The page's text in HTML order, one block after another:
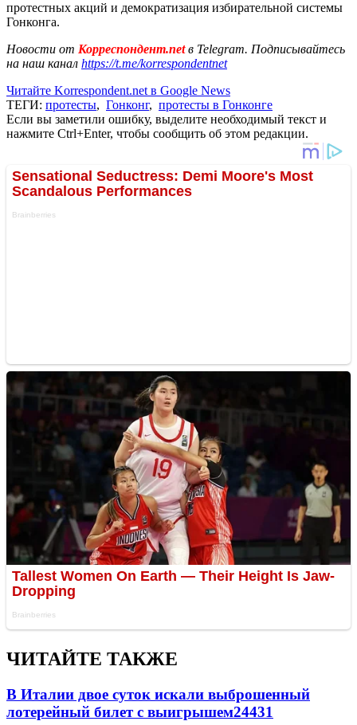
протестных акций и демократизация избирательной системы
Гонконга.
Новости от Корреспондент.netв Telegram. Подписывайтесь
на наш канал https://t.me/korrespondentnet
Читайте Korrespondent.net в Google News
ТЕГИ: протесты, Гонконг, протесты в Гонконге
Если вы заметили ошибку, выделите необходимый текст и
нажмите Ctrl+Enter, чтобы сообщить об этом редакции.
ЧИТАЙТЕ ТАКЖЕ
В Италии двое суток искали выброшенный
лотерейный билет с выигрышем24431